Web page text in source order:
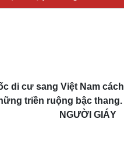
di cư sang Việt Nam
triền ruộng bậc thang.
​NGƯỜI GIÁY